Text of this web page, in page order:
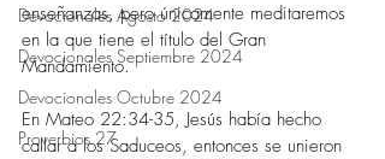
Devocionales Agosto 2024
Devocionales Septiembre 2024
Devocionales Octubre 2024
Proverbios 27
enseñanzas, pero únicamente meditaremos
en la que tiene el título del Gran
Mandamiento.
En Mateo 22:34-35, Jesús había hecho
callar a los Saduceos, entonces se unieron